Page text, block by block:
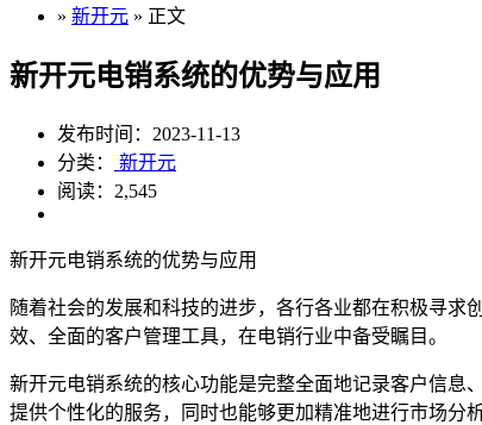
» 新开元 » 正文
新开元电销系统的优势与应用
发布时间：2023-11-13
分类：
新开元
阅读：2,545
新开元电销系统的优势与应用
随着社会的发展和科技的进步，各行各业都在积极寻
效、全面的客户管理工具，在电销行业中备受瞩目。
新开元电销系统的核心功能是完整全面地记录客户信息
提供个性化的服务，同时也能够更加精准地进行市场分